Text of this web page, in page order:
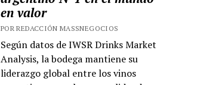
en valor
POR REDACCIÓN MASSNEGOCIOS
Según datos de IWSR Drinks Market
Analysis, la bodega mantiene su
liderazgo global entre los vinos